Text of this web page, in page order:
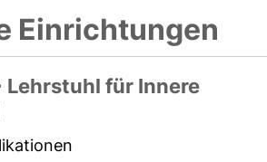
Einrichtungen
Lehrstuhl für Innere